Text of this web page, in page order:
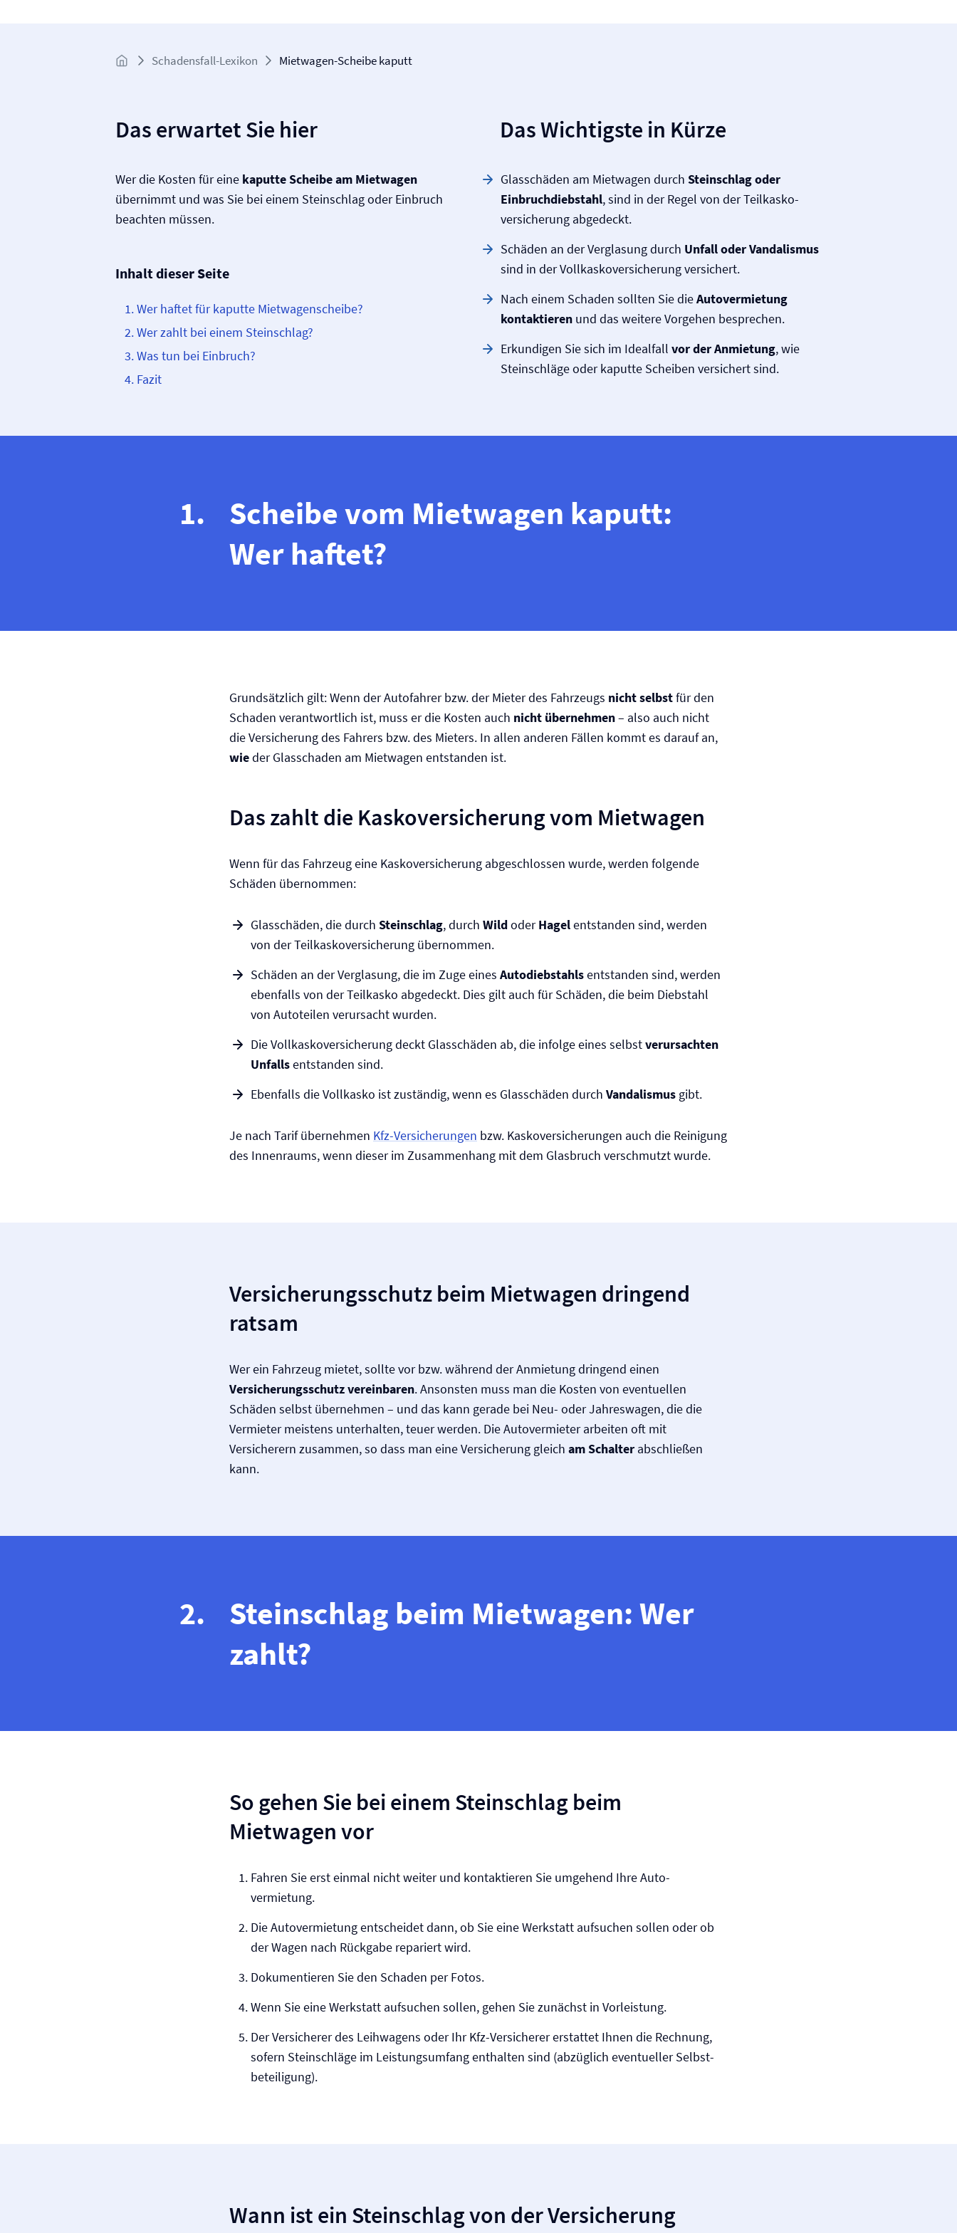
Schadensfall-Lexikon Mietwagen-Scheibe kaputt
Das erwartet Sie hier
Wer die Kosten für eine kaputte Scheibe am Mietwagen
übernimmt und was Sie bei einem Steinschlag oder Einbruch
beachten müssen.
Inhalt dieser Seite
Wer haftet für kaputte Mietwagenscheibe?
Wer zahlt bei einem Steinschlag?
Was tun bei Einbruch?
Fazit
Das Wichtigste in Kürze
Glasschäden am Mietwagen durch Steinschlag oder
Einbruchdiebstahl, sind in der Regel von der Teilkasko­
versicherung abgedeckt.
Schäden an der Verglasung durch Unfall oder Vandalismus
sind in der Vollkasko­versicherung versichert.
Nach einem Schaden sollten Sie dieAuto­vermietung
kontaktieren und das weitere Vorgehen besprechen.
Erkundigen Sie sich im Idealfall vor der Anmietung, wie
Steinschläge oder kaputte Scheiben versichert sind.
Scheibe vom Mietwagen kaputt:
Wer haftet?
Grundsätzlich gilt: Wenn der Autofahrer bzw. der Mieter des Fahrzeugs nicht selbstfür den
Schaden verantwortlich ist, muss er die Kosten auch nicht übernehmen– also auch nicht
die Versicherung des Fahrers bzw. des Mieters. In allen anderen Fällen kommt es darauf an,
wieder Glasschaden am Mietwagen entstanden ist.
Das zahlt die Kasko­versicherung vom Mietwagen
Wenn für das Fahrzeug eine Kasko­versicherung abgeschlossen wurde, werden folgende
Schäden übernommen:
Glasschäden, die durch Steinschlag, durch WildoderHagelentstanden sind, werden
von der Teilkasko­versicherung übernommen.
Schäden an der Verglasung, die im Zuge eines Autodiebstahlsentstanden sind, werden
ebenfalls von der Teilkasko abgedeckt. Dies gilt auch für Schäden, die beim Diebstahl
von Autoteilen verursacht wurden.
Die Vollkasko­versicherung deckt Glasschäden ab, die infolge eines selbstverursachten
Unfallsentstanden sind.
Ebenfalls die Vollkasko ist zuständig, wenn es Glasschäden durch Vandalismus gibt.
Je nach Tarif übernehmen Kfz-Versicherungen bzw. Kasko­versicherungen auch die Reinigung
des Innenraums, wenn dieser im Zusammenhang mit dem Glasbruch verschmutzt wurde.
Versicherungsschutz beim Mietwagen dringend
ratsam
Wer ein Fahrzeug mietet, sollte vor bzw. während der Anmietung dringend einen
Versicherungsschutz vereinbaren. Ansonsten muss man die Kosten von eventuellen
Schäden selbst übernehmen – und das kann gerade bei Neu- oder Jahreswagen, die die
Vermieter meistens unterhalten, teuer werden. Die Autovermieter arbeiten oft mit
Versicherern zusammen, so dass man eine Versicherung gleich am Schalter abschließen
kann.
Steinschlag beim Mietwagen: Wer
zahlt?
So gehen Sie bei einem Steinschlag beim
Mietwagen vor
Fahren Sie erst einmal nicht weiter und kontaktieren Sie umgehend Ihre Auto­
vermietung.
Die Auto­vermietung entscheidet dann, ob Sie eine Werkstatt aufsuchen sollen oder ob
der Wagen nach Rückgabe repariert wird.
Dokumentieren Sie den Schaden per Fotos.
Wenn Sie eine Werkstatt aufsuchen sollen, gehen Sie zunächst in Vorleistung.
Der Versicherer des Leihwagens oder Ihr Kfz-Versicherer erstattet Ihnen die Rechnung,
sofern Steinschläge im Leistungsumfang enthalten sind (abzüglich eventueller Selbst­
beteiligung).
Wann ist ein Steinschlag von der Versicherung